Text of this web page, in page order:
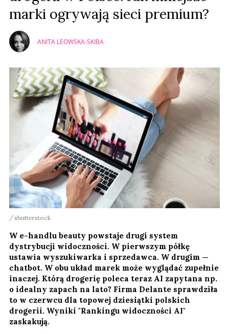
marki ogrywają sieci premium?
ANITA LEOWSKA-SKIBA
shutterstock
W e-handlu beauty powstaje drugi system
dystrybucji widoczności. W pierwszym półkę
ustawia wyszukiwarka i sprzedawca. W drugim —
chatbot. W obu układ marek może wyglądać zupełnie
inaczej. Którą drogerię poleca teraz AI zapytana np.
o idealny zapach na lato? Firma Delante sprawdziła
to w czerwcu dla topowej dziesiątki polskich
drogerii. Wyniki "Rankingu widoczności AI"
zaskakują.